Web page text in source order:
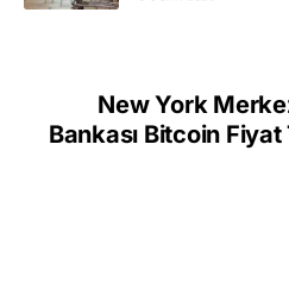
New York
Bankası Bitcoin